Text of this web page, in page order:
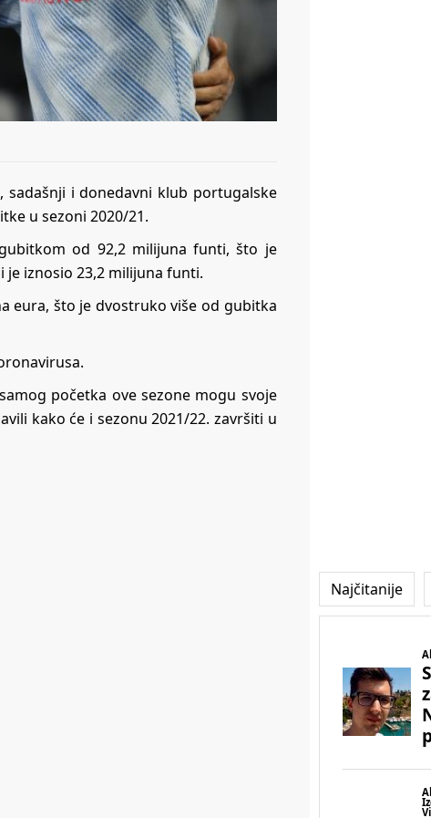
sadašnji i donedavni klub portugalske
u sezoni 2020/21.
od 92,2 milijuna funti, što je
je iznosio 23,2 milijuna funti.
eura, što je dvostruko više od gubitka
početka ove sezone mogu svoje
kako će i sezonu 2021/22. završiti u
Najčitanije